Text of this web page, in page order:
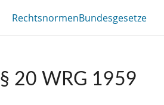
RechtsnormenBundesgesetze
§ 20 WRG 1959